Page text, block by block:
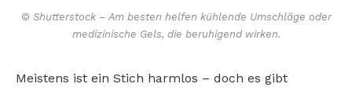
© Shutterstock – Am besten helfen kühlende Umschläge oder
medizinische Gels, die beruhigend wirken.
Meistens ist ein Stich harmlos – doch es gibt